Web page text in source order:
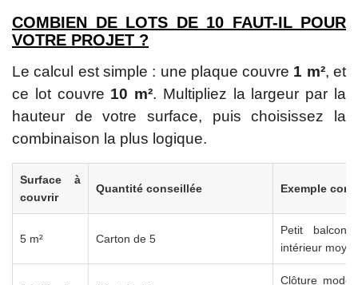
COMBIEN DE LOTS DE 10 FAUT-IL POUR
VOTRE PROJET ?
Le calcul est simple : une plaque couvre 1 m², et
ce lot couvre 10 m². Multipliez la largeur par la
hauteur de votre surface, puis choisissez la
combinaison la plus logique.
Surface à
couvrir
Quantité conseillée Exemple
5 m² Carton de 5
Petit
intérieur
Clôture